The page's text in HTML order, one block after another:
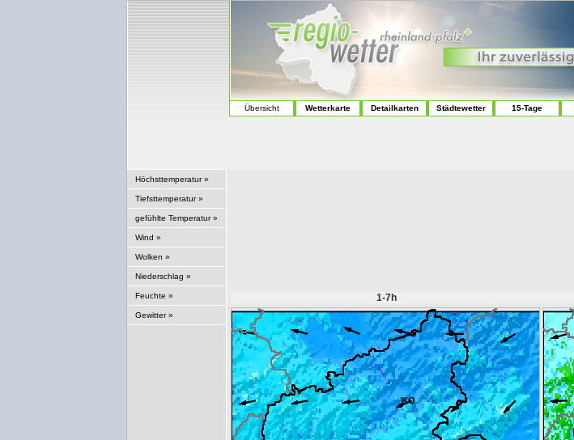
Übersicht Wetterkarte Detailkarten Städtewetter 15-Tage
Höchsttemperatur »
Tiefsttemperatur »
gefühlte Temperatur »
Wind »
Wolken »
Niederschlag »
Feuchte »
Gewitter »
1-7h